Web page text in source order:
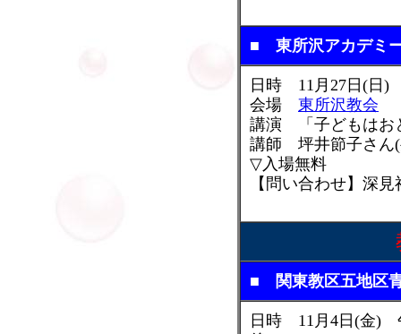
■ 東所沢アカデミ
日時 11月27日(日)
会場 東所沢教会
講演 「子どもはお
講師 坪井節子さん(
▽入場無料
【問い合わせ】深
■ 関東教区五地区
日時 11月4日(金)